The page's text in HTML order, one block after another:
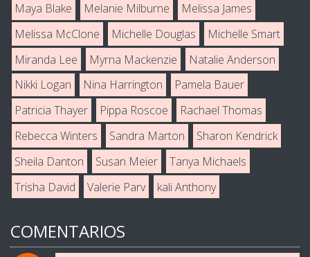
Maya Blake
Melanie Milburne
Melissa James
Melissa McClone
Michelle Douglas
Michelle Smart
Miranda Lee
Myrna Mackenzie
Natalie Anderson
Nikki Logan
Nina Harrington
Pamela Bauer
Patricia Thayer
Pippa Roscoe
Rachael Thomas
Rebecca Winters
Sandra Marton
Sharon Kendrick
Sheila Danton
Susan Meier
Tanya Michaels
Trisha David
Valerie Parv kali Anthony
COMENTARIOS